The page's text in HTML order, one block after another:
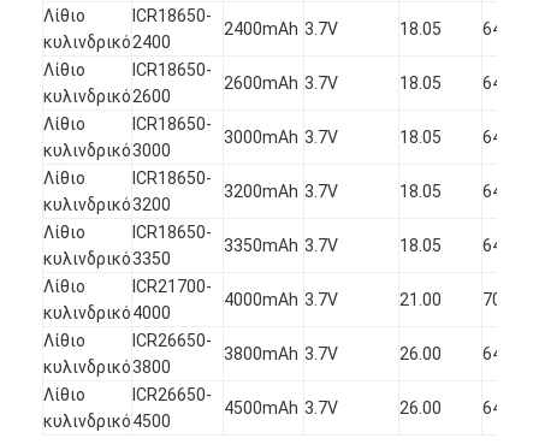
Λίθιο
κυλινδρικό
ICR18650-
2400
2400mAh 3.7V 18.05 64.50
Λίθιο
κυλινδρικό
ICR18650-
2600
2600mAh 3.7V 18.05 64.50
Λίθιο
κυλινδρικό
ICR18650-
3000
3000mAh 3.7V 18.05 64.50
Λίθιο
κυλινδρικό
ICR18650-
3200
3200mAh 3.7V 18.05 64.50
Λίθιο
κυλινδρικό
ICR18650-
3350
3350mAh 3.7V 18.05 64.50
Λίθιο
κυλινδρικό
ICR21700-
4000
4000mAh 3.7V 21.00 70.00
Λίθιο
κυλινδρικό
ICR26650-
3800
3800mAh 3.7V 26.00 64.80
Λίθιο
κυλινδρικό
ICR26650-
4500
4500mAh 3.7V 26.00 64.80